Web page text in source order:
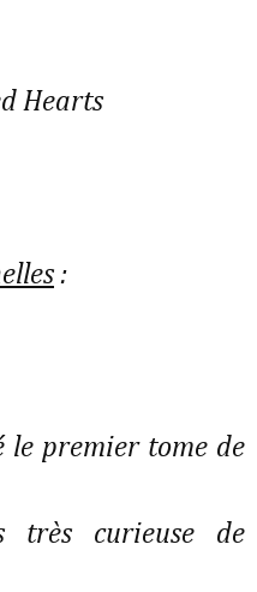
Hearts
:
le premier tome de
très curieuse de